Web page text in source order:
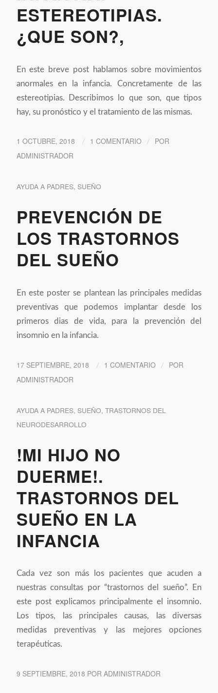
ESTEREOTIPIAS.
¿QUE SON?,
En este breve post hablamos sobre movimientos
anormales en la infancia. Concretamente de las
estereotipias. Describimos lo que son, que tipos
hay, su pronóstico y el tratamiento de las mismas.
1 OCTUBRE, 2018 / 1 COMENTARIO /
POR
ADMINISTRADOR
AYUDA A PADRES, SUEÑO
PREVENCIÓN DE
LOS TRASTORNOS
DEL SUEÑO
En este poster se plantean las principales medidas
preventivas que podemos implantar desde los
primeros dias de vida, para la prevención del
insomnio en la infancia.
17 SEPTIEMBRE, 2018 / 1 COMENTARIO /
POR
ADMINISTRADOR
AYUDA A PADRES, SUEÑO, TRASTORNOS DEL
NEURODESARROLLO
!MI HIJO NO
DUERME!.
TRASTORNOS DEL
SUEÑO EN LA
INFANCIA
Cada vez son más los pacientes que acuden a
nuestras consultas por “trastornos del sueño”. En
este post explicamos principalmente el insomnio.
Los tipos, las principales causas, las diversas
medidas preventivas y las mejores opciones
terapéuticas.
9 SEPTIEMBRE, 2018 POR ADMINISTRADOR